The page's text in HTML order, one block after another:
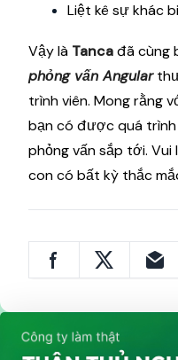
Liệt kê sự khác
Vậy là Tancađã cùng
phỏng vấn Angular
trình viên. Mong rằng
bạn có được quá
phỏng vấn sắp tới. Vui
con có bất kỳ thắc